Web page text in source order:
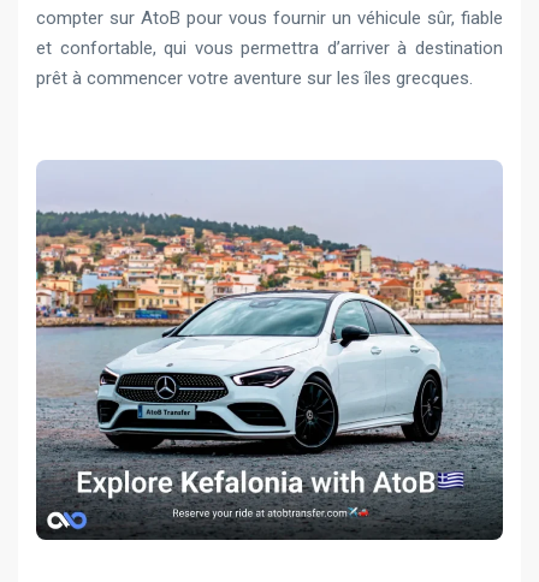
compter sur AtoB pour vous fournir un véhicule sûr, fiable
et confortable, qui vous permettra d’arriver à destination
prêt à commencer votre aventure sur les îles grecques.